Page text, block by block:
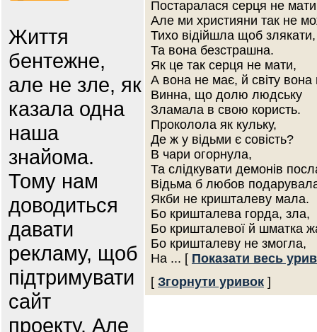
Життя
бентежне,
але не зле, як
казала одна
наша
знайома.
Тому нам
доводиться
давати
рекламу, щоб
підтримувати
сайт
проекту. Але
Постаралася серця не
Але ми християни так не
Тихо відійшла щоб злякати,
Та вона безстрашна.
Як це так серця не мати,
А вона не має, й світу вона
Винна, що долю людську
Зламала в свою користь.
Проколола як кульку,
Де ж у відьми є совість?
В чари огорнула,
Та слідкувати демонів
Відьма б любов
Якби не кришталеву мала.
Бо кришталева горда, зла,
Бо кришталевої й шматка
Бо кришталеву не змогла,
На ... [ Показати весь
[ Згорнути уривок ]